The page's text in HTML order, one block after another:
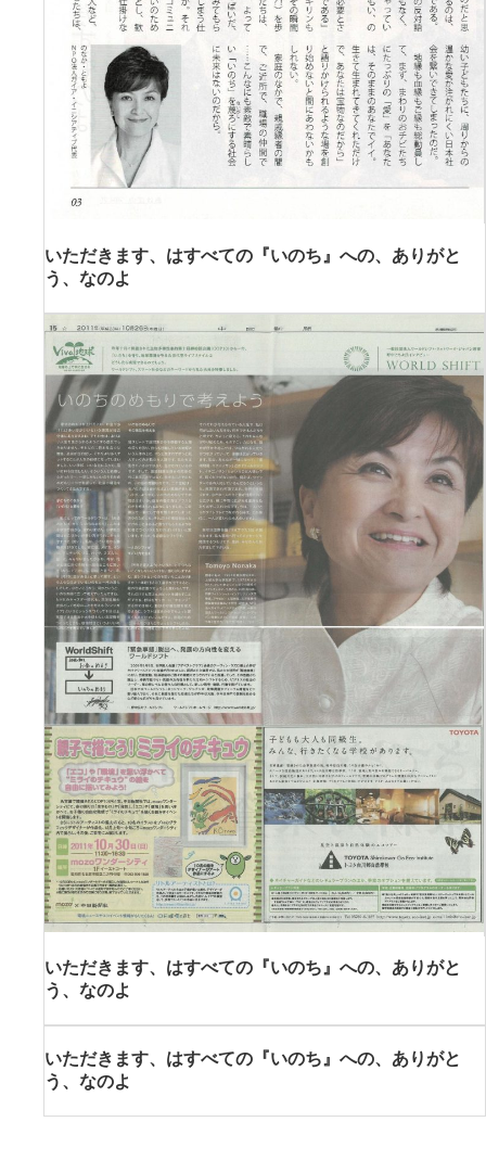
いただきます、はすべての『いのち』への、ありがと
う、なのよ
いただきます、はすべての『いのち』への、ありがと
う、なのよ
いただきます、はすべての『いのち』への、ありがと
う、なのよ